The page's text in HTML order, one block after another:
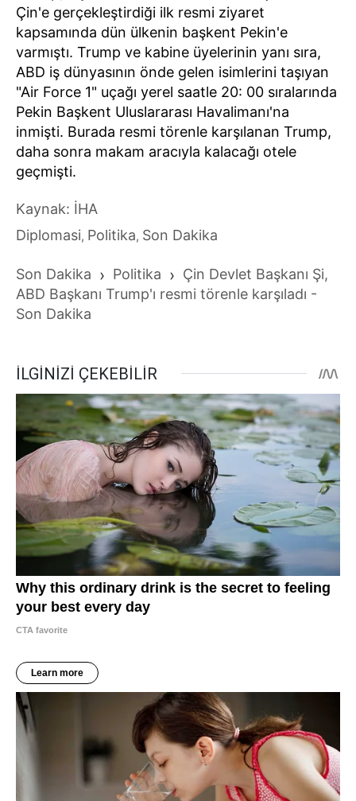
Çin'e gerçekleştirdiği ilk resmi ziyaret
kapsamında dün ülkenin başkent Pekin'e
varmıştı. Trump ve kabine üyelerinin yanı sıra,
ABD iş dünyasının önde gelen isimlerini taşıyan
"Air Force 1" uçağı yerel saatle 20: 00 sıralarında
Pekin Başkent Uluslararası Havalimanı'na
inmişti. Burada resmi törenle karşılanan Trump,
daha sonra makam aracıyla kalacağı otele
geçmişti.
Kaynak: İHA
Diplomasi, Politika, Son Dakika
Son Dakika › Politika › Çin Devlet Başkanı Şi,
ABD Başkanı Trump'ı resmi törenle karşıladı -
Son Dakika